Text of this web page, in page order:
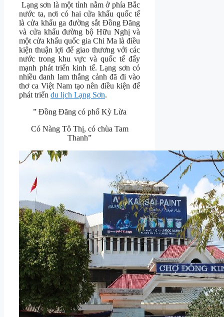
Lạng sơn là một tỉnh nằm ở phía Bắc
nước ta, nơi có hai cửa khẩu quốc tế
là cửa khẩu ga đường sắt Đồng Đăng
và cửa khẩu đường bộ Hữu Nghị và
một cửa khẩu quốc gia Chi Ma là điều
kiện thuận lợi để giao thương với các
nước trong khu vực và quốc tế đẩy
mạnh phát triển kinh tế. Lạng sơn có
nhiều danh lam thắng cảnh đã đi vào
thơ ca Việt Nam tạo nên điều kiện để
phát triển du lịch Lạng Sơn.
” Đồng Đăng có phố Kỳ Lừa
Có Nàng Tô Thị, có chùa Tam
Thanh”